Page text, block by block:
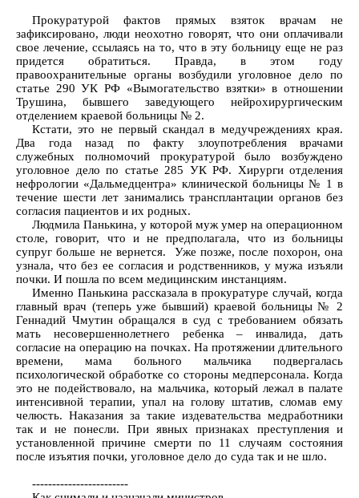
Прокуратурой фактов прямых взяток врачам не
зафиксировано, люди неохотно говорят, что они оплачивали
свое лечение, ссылаясь на то, что в эту больницу еще не раз
придется обратиться. Правда, в этом году
правоохранительные органы возбудили уголовное дело по
статье 290 УК РФ «Вымогательство взятки» в отношении
Трушина, бывшего заведующего нейрохирургическим
отделением краевой больницы № 2.
Кстати, это не первый скандал в медучреждениях края.
Два года назад по факту злоупотребления врачами
служебных полномочий прокуратурой было возбуждено
уголовное дело по статье 285 УК РФ. Хирурги отделения
нефрологии «Дальмедцентра» клинической больницы № 1 в
течение шести лет занимались трансплантации органов без
согласия пациентов и их родных.
Людмила Панькина, у которой муж умер на операционном
столе, говорит, что и не предполагала, что из больницы
супруг больше не вернется. Уже позже, после похорон, она
узнала, что без ее согласия и родственников, у мужа изъяли
почки. И пошла по всем медицинским инстанциям.
Именно Панькина рассказала в прокуратуре случай, когда
главный врач (теперь уже бывший) краевой больницы № 2
Геннадий Чмутин обращался в суд с требованием обязать
мать несовершеннолетнего ребенка – инвалида, дать
согласие на операцию на почках. На протяжении длительного
времени, мама больного мальчика подвергалась
психологической обработке со стороны медперсонала. Когда
это не подействовало, на мальчика, который лежал в палате
интенсивной терапии, упал на голову штатив, сломав ему
челюсть. Наказания за такие издевательства медработники
так и не понесли. При явных признаках преступления и
установленной причине смерти по 11 случаям состояния
после изъятия почки, уголовное дело до суда так и не шло.
------------------------